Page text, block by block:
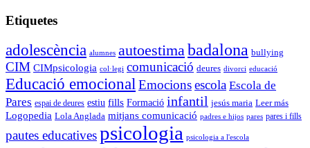
Etiquetes
adolescència alumnes autoestimabadalona bullying
CIM CIMpsicologia col·legi comunicació deures divorci educació
Educació emocionalEmocionsescola Escola de
Pares espai de deures estiu fills Formació infantil jesús maria Leer más
Logopedia Lola Anglada mitjans comunicació padres e hijos pares pares i fills
pautes educativespsicologia psicologia a l'escola